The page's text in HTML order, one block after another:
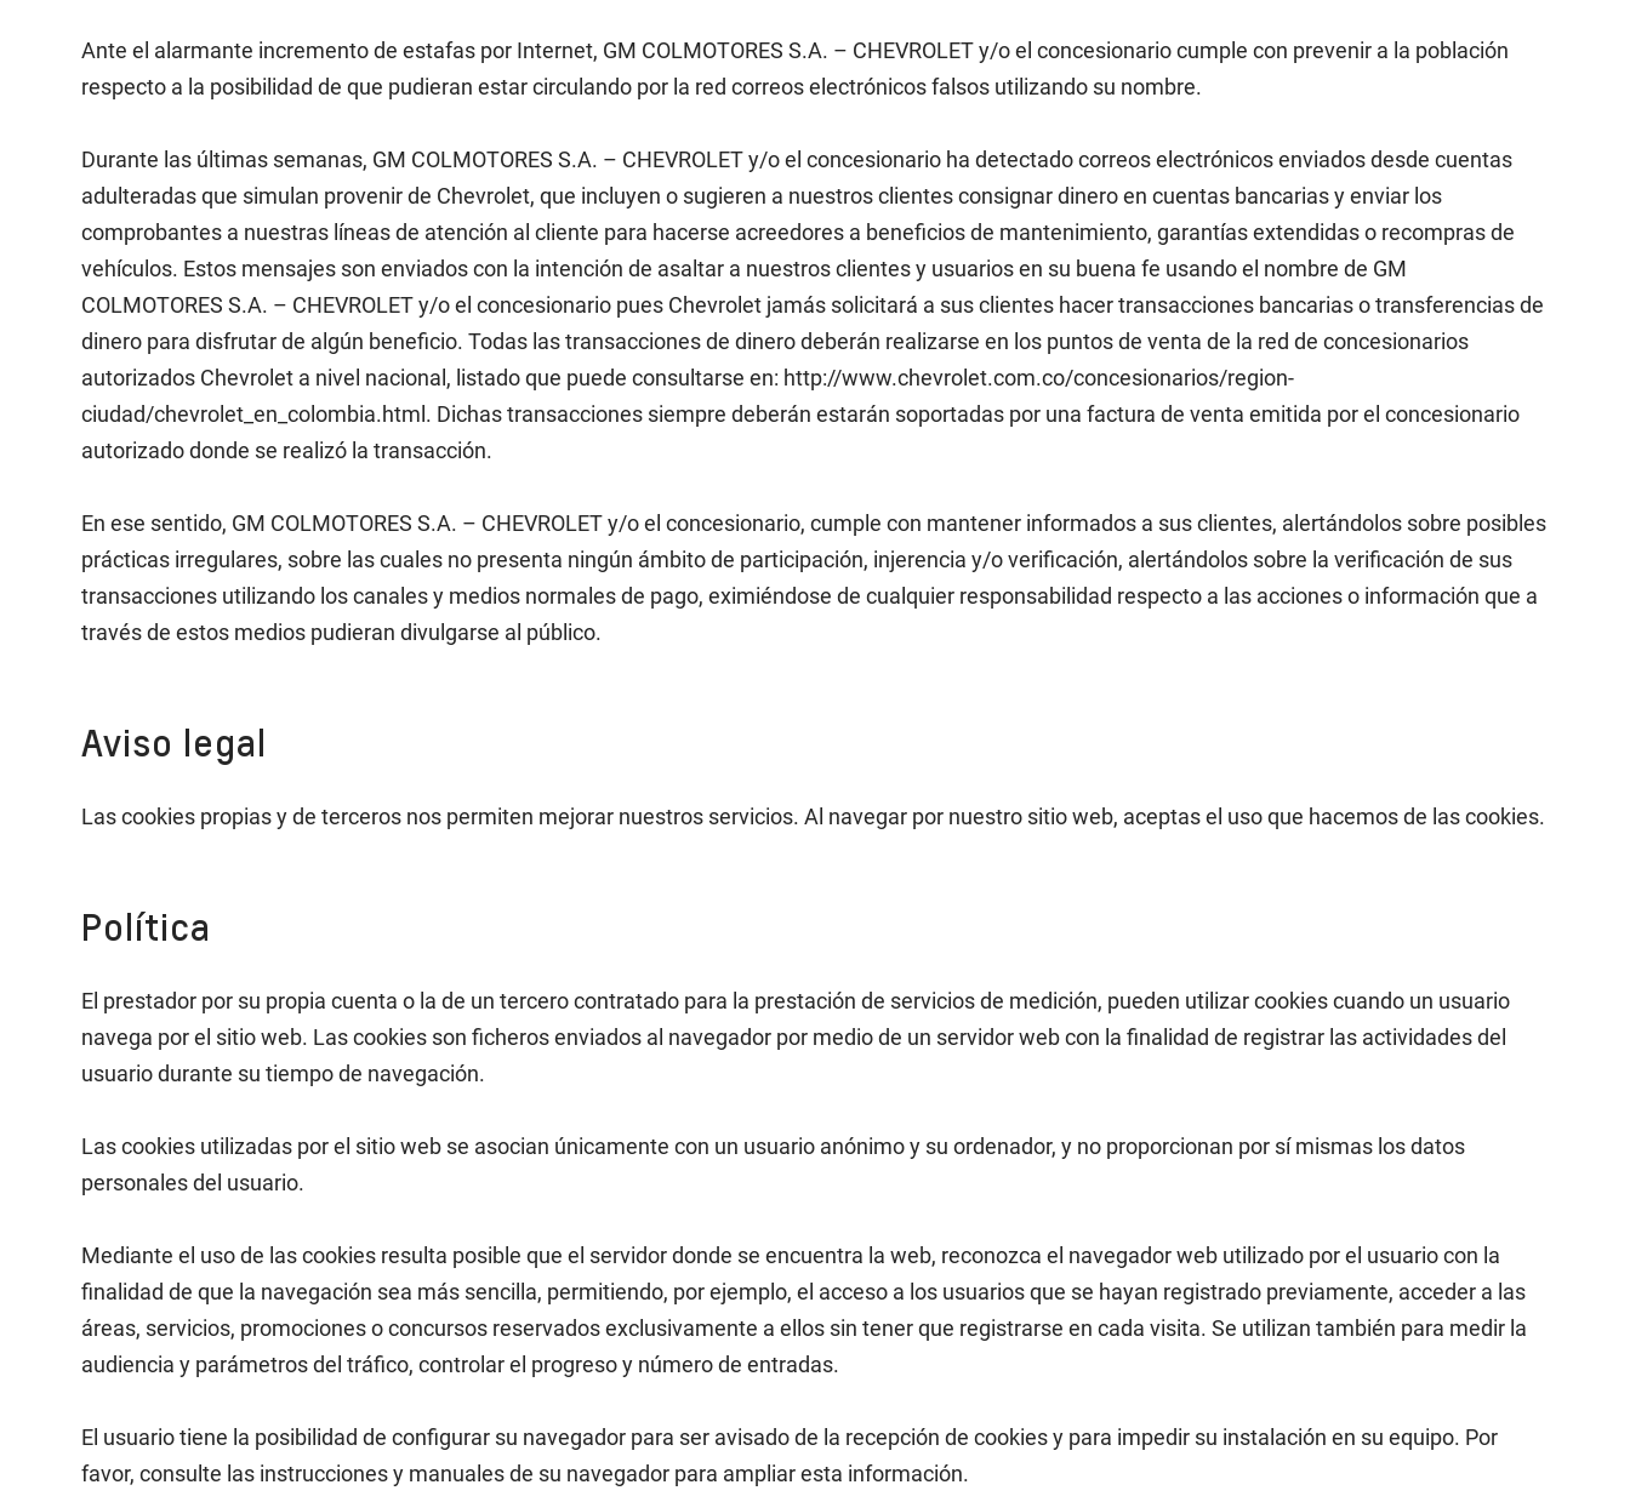
Ante el alarmante incremento de estafas por Internet, GM COLMOTORES S.A. – CHEVROLET y/o el concesionario cumple con prevenir a la población
respecto a la posibilidad de que pudieran estar circulando por la red correos electrónicos falsos utilizando su nombre.
Durante las últimas semanas, GM COLMOTORES S.A. – CHEVROLET y/o el concesionario ha detectado correos electrónicos enviados desde cuentas
adulteradas que simulan provenir de Chevrolet, que incluyen o sugieren a nuestros clientes consignar dinero en cuentas bancarias y enviar los
comprobantes a nuestras líneas de atención al cliente para hacerse acreedores a beneficios de mantenimiento, garantías extendidas o recompras de
vehículos. Estos mensajes son enviados con la intención de asaltar a nuestros clientes y usuarios en su buena fe usando el nombre de GM
COLMOTORES S.A. – CHEVROLET y/o el concesionario pues Chevrolet jamás solicitará a sus clientes hacer transacciones bancarias o transferencias de
dinero para disfrutar de algún beneficio. Todas las transacciones de dinero deberán realizarse en los puntos de venta de la red de concesionarios
autorizados Chevrolet a nivel nacional, listado que puede consultarse en: http://www.chevrolet.com.co/concesionarios/region-
ciudad/chevrolet_en_colombia.html. Dichas transacciones siempre deberán estarán soportadas por una factura de venta emitida por el concesionario
autorizado donde se realizó la transacción.
En ese sentido, GM COLMOTORES S.A. – CHEVROLET y/o el concesionario, cumple con mantener informados a sus clientes, alertándolos sobre posibles
prácticas irregulares, sobre las cuales no presenta ningún ámbito de participación, injerencia y/o verificación, alertándolos sobre la verificación de sus
transacciones utilizando los canales y medios normales de pago, eximiéndose de cualquier responsabilidad respecto a las acciones o información que a
través de estos medios pudieran divulgarse al público.
Aviso legal
Las cookies propias y de terceros nos permiten mejorar nuestros servicios. Al navegar por nuestro sitio web, aceptas el uso que hacemos de las cookies.
Política
El prestador por su propia cuenta o la de un tercero contratado para la prestación de servicios de medición, pueden utilizar cookies cuando un usuario
navega por el sitio web. Las cookies son ficheros enviados al navegador por medio de un servidor web con la finalidad de registrar las actividades del
usuario durante su tiempo de navegación.
Las cookies utilizadas por el sitio web se asocian únicamente con un usuario anónimo y su ordenador, y no proporcionan por sí mismas los datos
personales del usuario.
Mediante el uso de las cookies resulta posible que el servidor donde se encuentra la web, reconozca el navegador web utilizado por el usuario con la
finalidad de que la navegación sea más sencilla, permitiendo, por ejemplo, el acceso a los usuarios que se hayan registrado previamente, acceder a las
áreas, servicios, promociones o concursos reservados exclusivamente a ellos sin tener que registrarse en cada visita. Se utilizan también para medir la
audiencia y parámetros del tráfico, controlar el progreso y número de entradas.
El usuario tiene la posibilidad de configurar su navegador para ser avisado de la recepción de cookies y para impedir su instalación en su equipo. Por
favor, consulte las instrucciones y manuales de su navegador para ampliar esta información.